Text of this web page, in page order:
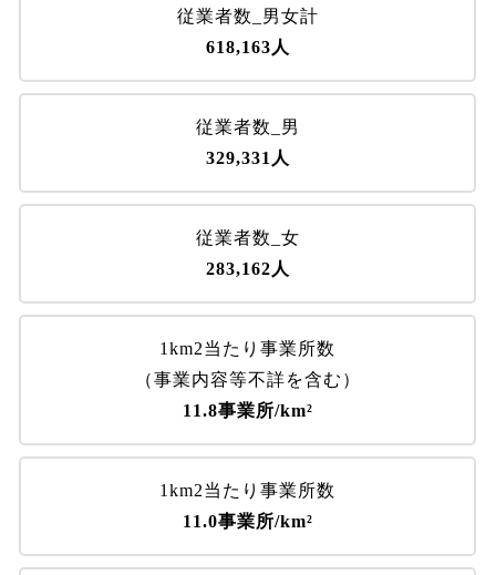
従業者数_男女計
618,163人
従業者数_男
329,331人
従業者数_女
283,162人
1km2当たり事業所数
（事業内容等不詳を含む）
11.8事業所/km²
1km2当たり事業所数
11.0事業所/km²